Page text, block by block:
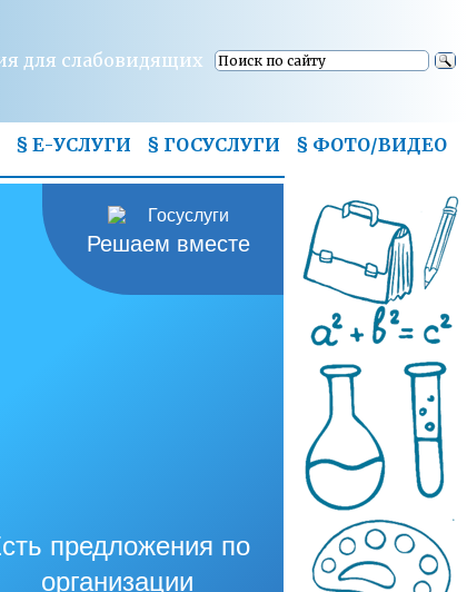
для слабовидящих
§ Е-УСЛУГИ § ГОСУСЛУГИ § ФОТО/ВИДЕО
Решаем вместе
предложения по
организации